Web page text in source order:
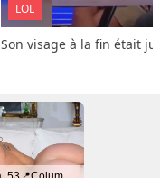
LOL
Son visage à la fin était